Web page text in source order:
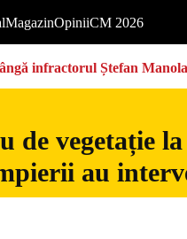
MagazinOpiniiCM 2026
infractorul Ștefan
de vegetație
au